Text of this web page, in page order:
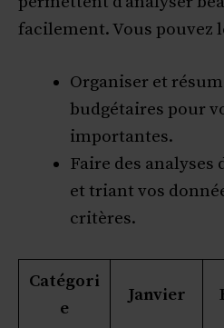
facilement. Vous pouvez
Organiser et
budgétaires pour
importantes.
Faire des
et triant vos
critères.
Catégori
e
Janvier